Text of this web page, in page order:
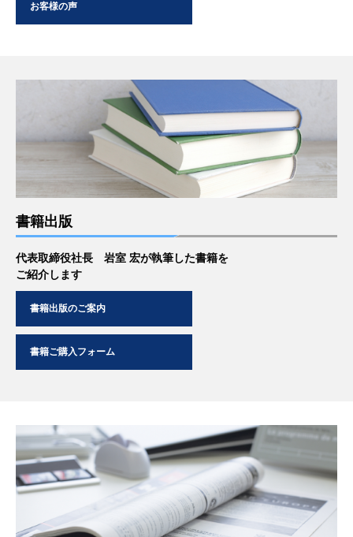
お客様の声
書籍出版
代表取締役社長 岩室 宏が執筆した書籍を
ご紹介します
書籍出版のご案内
書籍ご購入フォーム